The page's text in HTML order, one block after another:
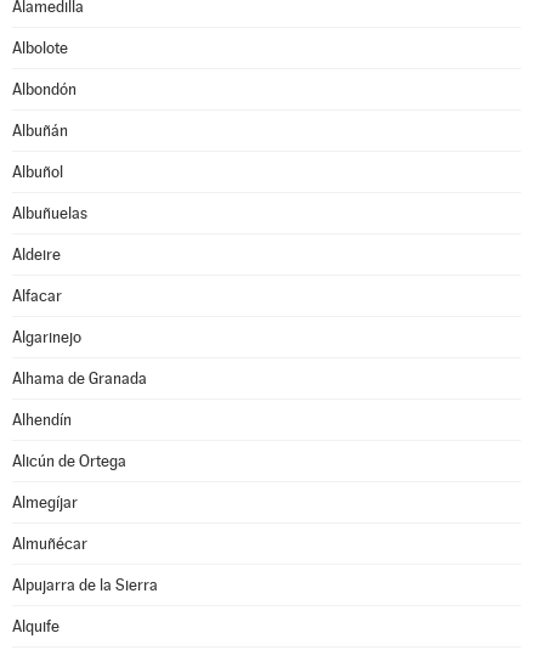
Alamedilla
Albolote
Albondón
Albuñán
Albuñol
Albuñuelas
Aldeire
Alfacar
Algarinejo
Alhama de Granada
Alhendín
Alicún de Ortega
Almegíjar
Almuñécar
Alpujarra de la Sierra
Alquife